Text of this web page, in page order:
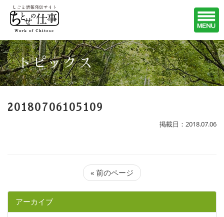
トピックス
20180706105109
掲載日：2018.07.06
« 前のページ
アーカイブ